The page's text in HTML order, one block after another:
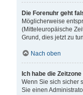
Die Forenuhr geht
Möglicherweise
(Mitteleuropäische
Grund, dies jetzt zu
Nach oben
Ich habe die
Wenn Sie sich sicher
Sie einen